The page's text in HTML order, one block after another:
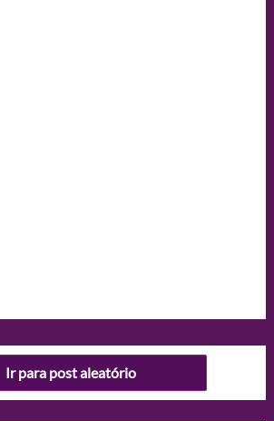
Ir para post aleatório